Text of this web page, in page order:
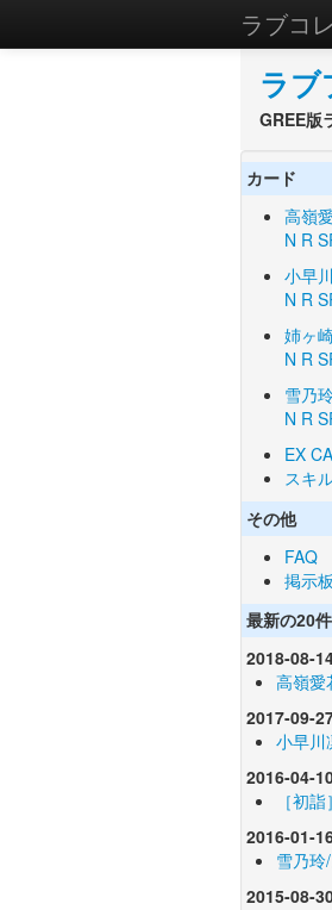
ラブコ
ラ
GREE版
カード
高嶺
N R
小早
N R
姉ヶ
N R
雪乃
N R
EX
スキ
その他
FAQ
掲示板
最新の20件
2018-08-
高嶺愛
2017-09-
小早川
2016-04-
［初
2016-01-
雪乃玲
2015-08-